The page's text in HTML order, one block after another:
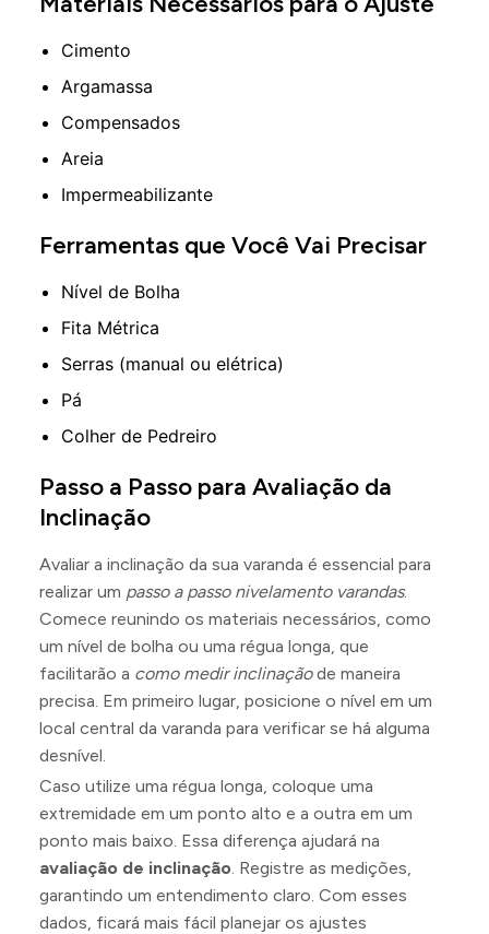
Cimento
Argamassa
Compensados
Areia
Impermeabilizante
Ferramentas que Você Vai Precisar
Nível de Bolha
Fita Métrica
Serras (manual ou elétrica)
Pá
Colher de Pedreiro
Passo a Passo para Avaliação da
Inclinação
Avaliar a inclinação da sua varanda é essencial para
realizar um passo a passo nivelamento varandas.
Comece reunindo os materiais necessários, como
um nível de bolha ou uma régua longa, que
facilitarão a como medir inclinaçãode maneira
precisa. Em primeiro lugar, posicione o nível em um
local central da varanda para verificar se há alguma
desnível.
Caso utilize uma régua longa, coloque uma
extremidade em um ponto alto e a outra em um
ponto mais baixo. Essa diferença ajudará na
avaliação de inclinação. Registre as medições,
garantindo um entendimento claro. Com esses
dados, ficará mais fácil planejar os ajustes